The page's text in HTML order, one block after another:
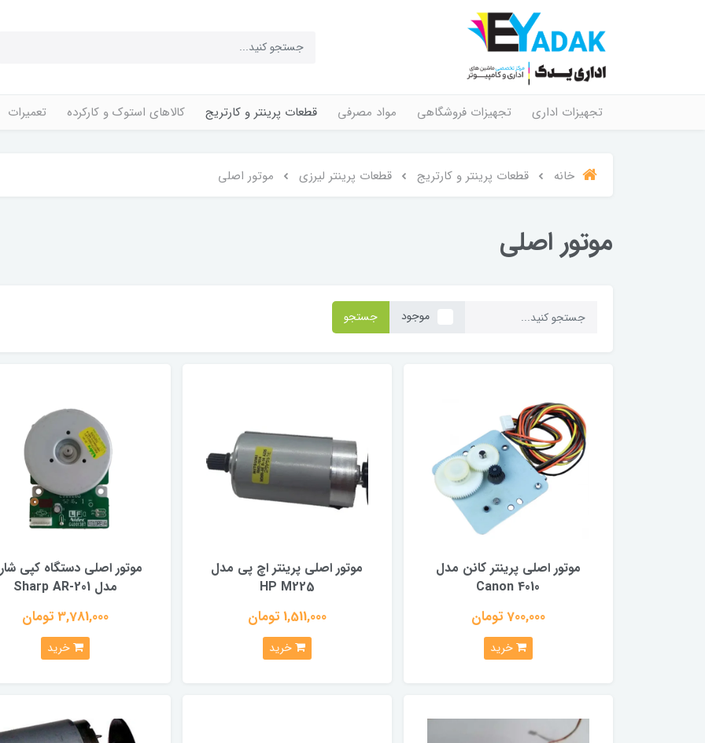
تجهیزات اداری تجهیزات فروشگاهی مواد مصرفی قطعات پرینتر و کارتریج کالاهای استوک و کارکرده تعمیرات
خانه قطعات پرینتر و کارتریج قطعات پرینتر لیرزی موتور اصلی
موتور اصلی
موجود جستجو
موتور اصلی پرینتر کانن مدل
Canon 4010
700,000 تومان
خرید
موتور اصلی پرینتر اچ پی مدل
HP M225
1,511,000 تومان
خرید
موتور اصلی دستگاه کپی
مدل Sharp AR-201
3,781,000 تومان
خرید